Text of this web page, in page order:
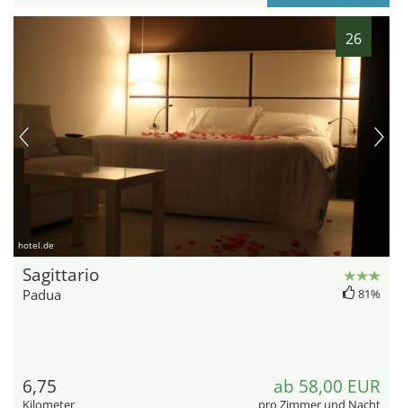
26
hotel.de
Sagittario
Padua 81%
6,75 ab 58,00 EUR